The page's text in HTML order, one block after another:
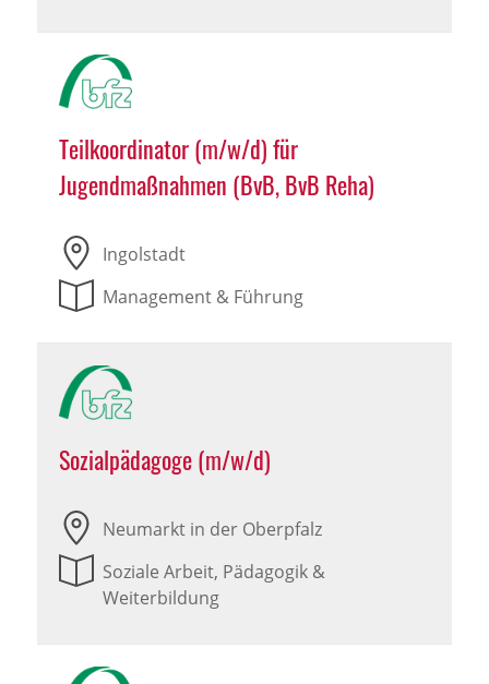
Teilkoordinator (m/w/d) für
Jugendmaßnahmen (BvB, BvB Reha)
Ingolstadt
Management & Führung
Sozialpädagoge (m/w/d)
Neumarkt in der Oberpfalz
Soziale Arbeit, Pädagogik &
Weiterbildung